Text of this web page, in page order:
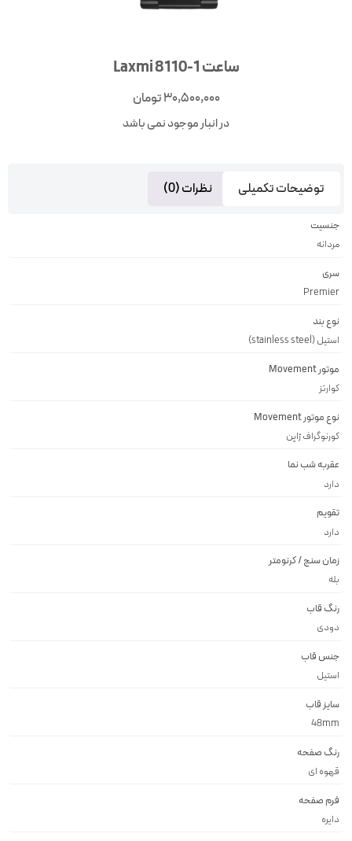
ساعت 1-8110 Laxmi
30,500,000تومان
در انبار موجود نمی باشد
توضیحات تکمیلی نظرات (0)
جنسیت
مردانه
سری
Premier
نوع بند
استیل (stainless steel)
موتور Movement
کوارتز
نوع موتور Movement
کورنوگراف ژاپن
عقربه شب نما
دارد
تقویم
دارد
زمان سنج / کرنومتر
رنگ قاب
دودى
جنس قاب
استيل
سایز قاب
48mm
رنگ صفحه
قهوه اى
فرم صفحه
دايره